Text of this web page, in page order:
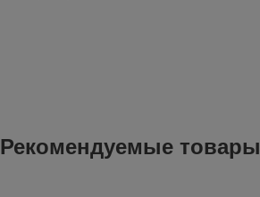
Рекомендуемые товары